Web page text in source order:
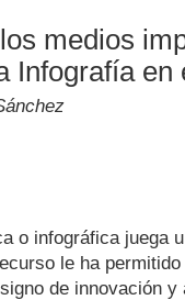
medios
Infografía
o infográfica juega
le ha
de innovación